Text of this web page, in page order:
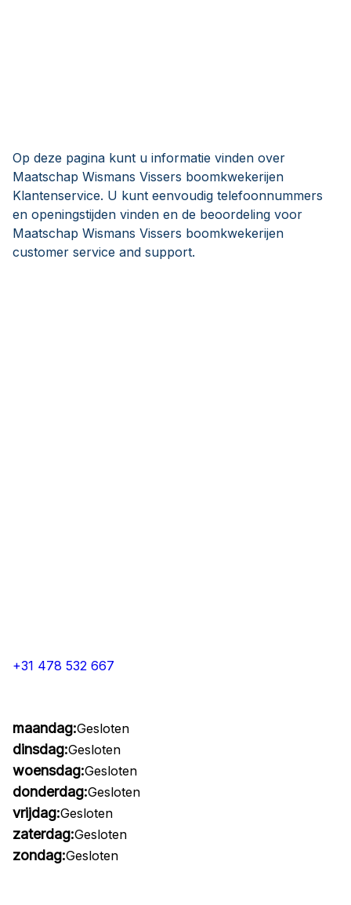
Op deze pagina kunt u informatie vinden over
Maatschap Wismans Vissers boomkwekerijen
Klantenservice. U kunt eenvoudig telefoonnummers
en openingstijden vinden en de beoordeling voor
Maatschap Wismans Vissers boomkwekerijen
customer service and support.
+31 478 532 667
maandag:Gesloten
dinsdag:Gesloten
woensdag:Gesloten
donderdag:Gesloten
vrijdag:Gesloten
zaterdag:Gesloten
zondag:Gesloten